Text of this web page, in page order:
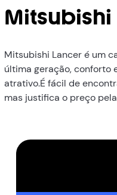
Mitsubishi
Mitsubishi Lancer é um
última geração, conforto
atrativo.É fácil de
mas justifica o preço